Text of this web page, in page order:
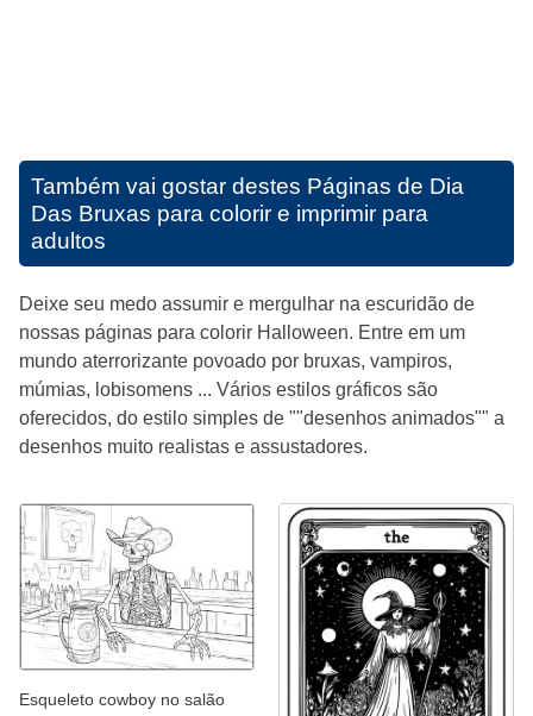
Também vai gostar destes Páginas de Dia
Das Bruxas para colorir e imprimir para
adultos
Deixe seu medo assumir e mergulhar na escuridão de
nossas páginas para colorir Halloween. Entre em um
mundo aterrorizante povoado por bruxas, vampiros,
múmias, lobisomens ... Vários estilos gráficos são
oferecidos, do estilo simples de ""desenhos animados"" a
desenhos muito realistas e assustadores.
Esqueleto cowboy no salão